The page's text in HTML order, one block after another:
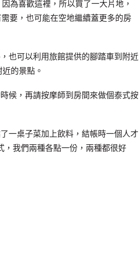
為喜歡這裡，所以買了一大片地，
要，也可能在空地繼續蓋更多的房
也可以利用旅館提供的腳踏車到附近
的景點。
候，再請按摩師到房間來做個泰式按
一桌子菜加上飲料，結帳時一個人才
，我們兩種各點一份，兩種都很好